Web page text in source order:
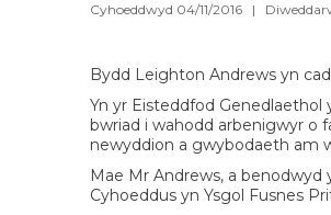
Cyhoeddwyd 04/11/2016 |
Bydd Leighton Andrews yn
Yn yr Eisteddfod Genedlaethol
bwriad i wahodd arbenigwyr o
newyddion a gwybodaeth am
Mae Mr Andrews, a benodwyd
Cyhoeddus yn Ysgol Fusnes